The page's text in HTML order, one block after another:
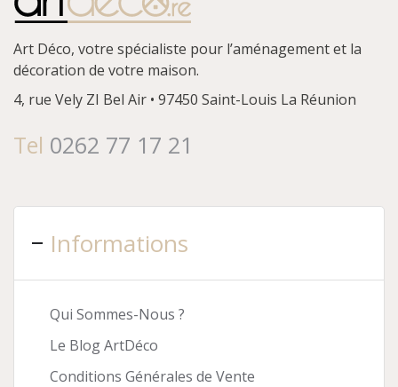
Art Déco, votre spécialiste pour l’aménagement et la
décoration de votre maison.
4, rue Vely ZI Bel Air • 97450 Saint-Louis La Réunion
Tel 0262 77 17 21
Informations
Qui Sommes-Nous ?
Le Blog ArtDéco
Conditions Générales de Vente